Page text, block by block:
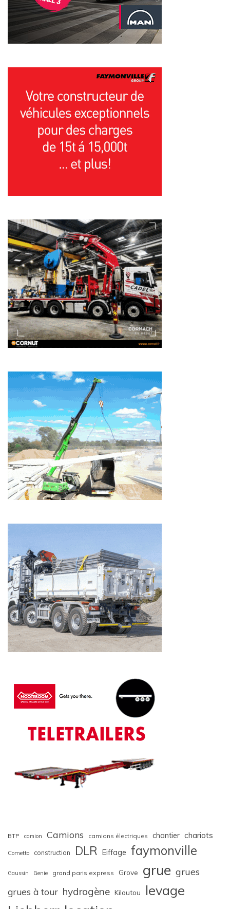
BTP camion Camions camions électriques chantier chariots
Cometto construction DLR Eiffage faymonville
Gaussin Genie grand paris express Grove grue grues
grues à tour hydrogène Kiloutou levage